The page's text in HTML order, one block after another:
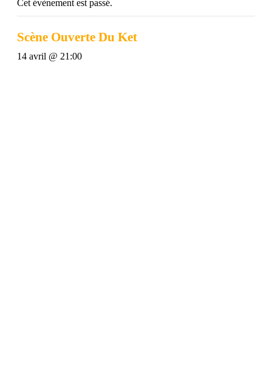
Cet évènement est passé.
Scène Ouverte Du Ket
14 avril @ 21:00